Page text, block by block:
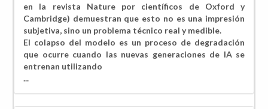
en la revista Nature por científicos de Oxford y
Cambridge) demuestran que esto no es una impresión
subjetiva, sino un problema técnico real y medible.
​El colapso del modelo es un proceso de degradación
que ocurre cuando las nuevas generaciones de IA se
entrenan utilizando
...